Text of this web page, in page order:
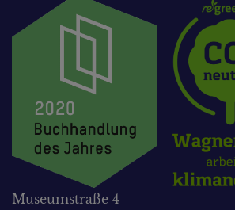
Museumstraße 4